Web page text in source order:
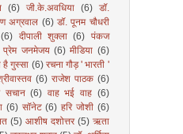
(6) जी.के.अवधिया (6) डॉ.
अग्रवाल (6) डॉ. पूनम चौधरी
(6) दीपाली शुक्ला (6) पंकज
प्रेम जनमेजय (6) मीडिया (6)
गुस्सा (6) रचना गौड़ ' भारती '
(6) राजेश पाठक (6)
सचान (6) वाह भई वाह (6)
(6) सॉनेट (6) हरि जोशी (6)
(5) आशीष दशोत्तर (5) ऋता